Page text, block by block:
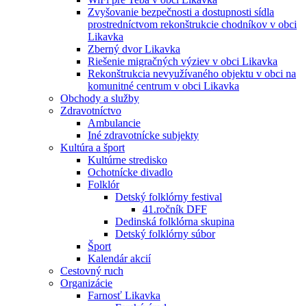
Zvyšovanie bezpečnosti a dostupnosti sídla
prostredníctvom rekonštrukcie chodníkov v obci
Likavka
Zberný dvor Likavka
Riešenie migračných výziev v obci Likavka
Rekonštrukcia nevyužívaného objektu v obci na
komunitné centrum v obci Likavka
Obchody a služby
Zdravotníctvo
Ambulancie
Iné zdravotnícke subjekty
Kultúra a šport
Kultúrne stredisko
Ochotnícke divadlo
Folklór
Detský folklórny festival
41.ročník DFF
Dedinská folklórna skupina
Detský folklórny súbor
Šport
Kalendár akcií
Cestovný ruch
Organizácie
Farnosť Likavka